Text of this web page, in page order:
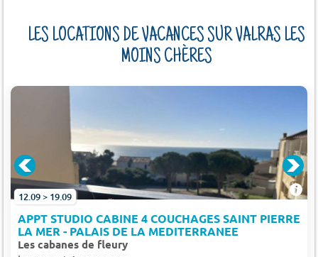
LES LOCATIONS DE VACANCES SUR VALRAS LES
MOINS CHÈRES
12.09 > 19.09
APPT STUDIO CABINE 4 COUCHAGES SAINT PIERRE
LA MER - PALAIS DE LA MEDITERRANEE
Les cabanes de fleury